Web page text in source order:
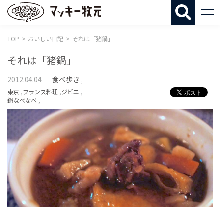
TOP おいしい日記 それは「猪鍋」
それは「猪鍋」
2012.04.04 食べ歩き ,
東京 ,フランス料理 ,ジビエ ,
鍋なべなべ ,